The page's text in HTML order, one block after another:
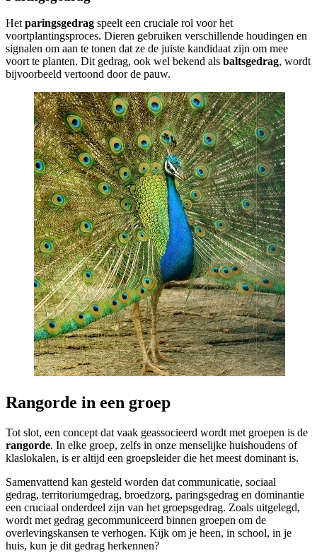
Het paringsgedrag speelt een cruciale rol voor het
voortplantingsproces. Dieren gebruiken verschillende houdingen en
signalen om aan te tonen dat ze de juiste kandidaat zijn om mee
voort te planten. Dit gedrag, ook wel bekend als baltsgedrag, wordt
bijvoorbeeld vertoond door de pauw.
Rangorde in een groep
Tot slot, een concept dat vaak geassocieerd wordt met groepen is de
rangorde. In elke groep, zelfs in onze menselijke huishoudens of
klaslokalen, is er altijd een groepsleider die het meest dominant is.
Samenvattend kan gesteld worden dat communicatie, sociaal
gedrag, territoriumgedrag, broedzorg, paringsgedrag en dominantie
een cruciaal onderdeel zijn van het groepsgedrag. Zoals uitgelegd,
wordt met gedrag gecommuniceerd binnen groepen om de
overlevingskansen te verhogen. Kijk om je heen, in school, in je
huis, kun je dit gedrag herkennen?